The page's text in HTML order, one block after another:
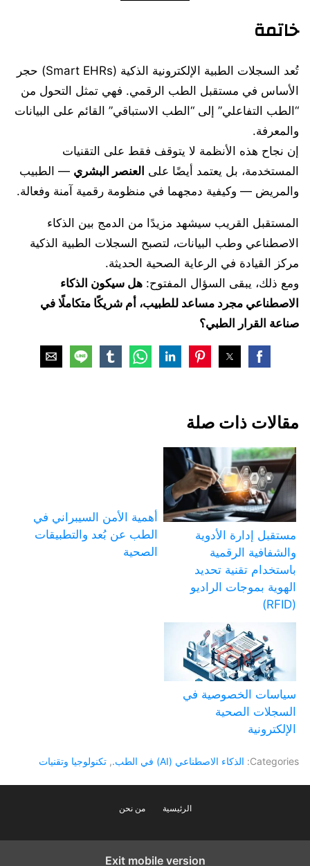
خاتمة
تُعد السجلات الطبية الإلكترونية الذكية (Smart EHRs) حجر
الأساس في مستقبل الطب الرقمي. فهي تمثل التحول من
“الطب التفاعلي” إلى “الطب الاستباقي” القائم على البيانات
والمعرفة.
إن نجاح هذه الأنظمة لا يتوقف فقط على التقنيات
المستخدمة، بل يعتمد أيضًا على العنصر البشري — الطبيب
والمريض — وكيفية دمجهما في منظومة رقمية آمنة وفعالة.
المستقبل القريب سيشهد مزيدًا من الدمج بين الذكاء
الاصطناعي وطب البيانات، لتصبح السجلات الطبية الذكية
مركز القيادة في الرعاية الصحية الحديثة.
ومع ذلك، يبقى السؤال المفتوح: هل سيكون الذكاء
الاصطناعي مجرد مساعد للطبيب، أم شريكًا متكاملًا في
صناعة القرار الطبي؟
مقالات ذات صلة
مستقبل إدارة الأدوية
والشفافية الرقمية
باستخدام تقنية تحديد
الهوية بموجات الراديو
(RFID)
أهمية الأمن السيبراني في
الطب عن بُعد والتطبيقات
الصحية
سياسات الخصوصية في
السجلات الصحية
الإلكترونية
Categories: الذكاء الاصطناعي (AI) في الطب. , تكنولوجيا وتقنيات
الرئيسية من نحن
Exit mobile version